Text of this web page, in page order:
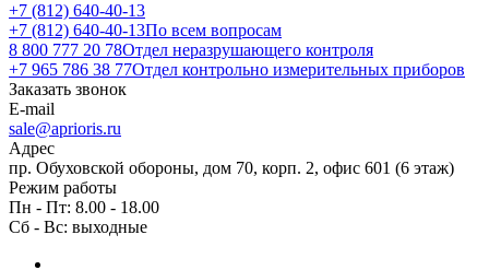
+7 (812) 640-40-13
+7 (812) 640-40-13По всем вопросам
8 800 777 20 78Отдел неразрушающего контроля
+7 965 786 38 77Отдел контрольно измерительных приборов
Заказать звонок
E-mail
sale@aprioris.ru
Адрес
пр. Обуховской обороны, дом 70, корп. 2, офис 601 (6 этаж)
Режим работы
Пн - Пт: 8.00 - 18.00
Сб - Вс: выходные